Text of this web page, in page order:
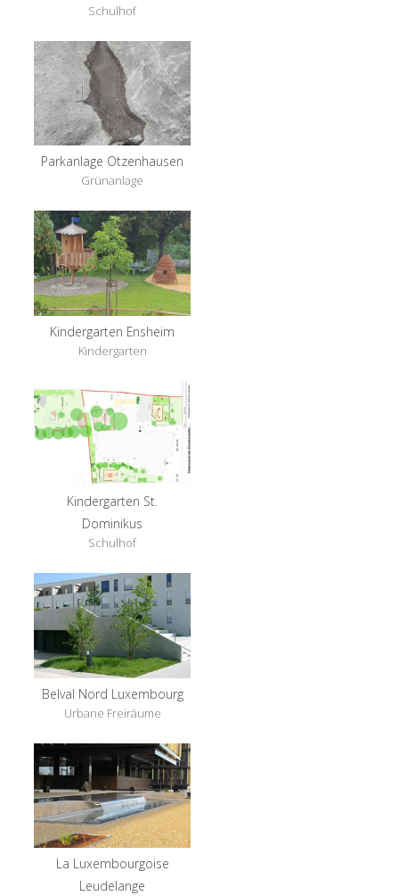
Schulhof
Parkanlage Otzenhausen
Grünanlage
Kindergarten Ensheim
Kindergarten
Kindergarten St.
Dominikus
Schulhof
Belval Nord Luxembourg
Urbane Freiräume
La Luxembourgoise
Leudelange